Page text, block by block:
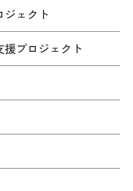
ジェクト
プロジェクト